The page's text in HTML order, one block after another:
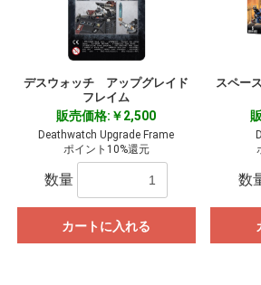
デスウォッチ アップグレイド
フレイム
販売価格:￥2,500
Deathwatch Upgrade Frame
ポイント10%還元
数量
カートに入れる
スペー
数